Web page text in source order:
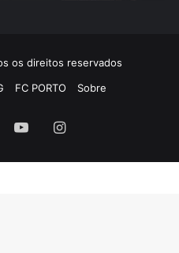
os direitos reservados
FC PORTO Sobre
YouTubeInstagram